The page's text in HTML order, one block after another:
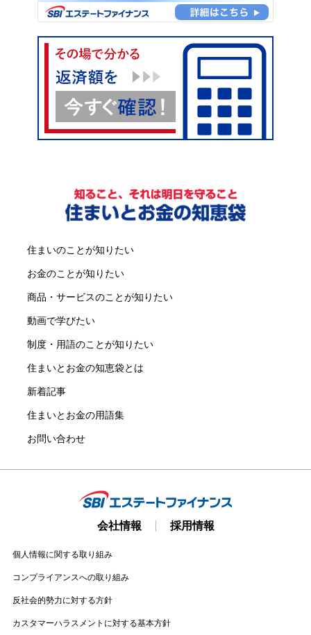
住まいのことが知りたい
お金のことが知りたい
商品・サービスのことが知りたい
動画で学びたい
制度・用語のことが知りたい
住まいとお金の知恵袋とは
新着記事
住まいとお金の用語集
お問い合わせ
会社情報 採用情報
個人情報に関する取り組み
コンプライアンスへの取り組み
反社会的勢力に対する方針
カスタマーハラスメントに対する基本方針